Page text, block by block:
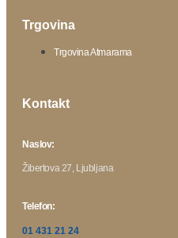
Trgovina
Trgovina Atmarama
Kontakt
Naslov:
Žibertova 27, Ljubljana
Telefon:
01 431 21 24